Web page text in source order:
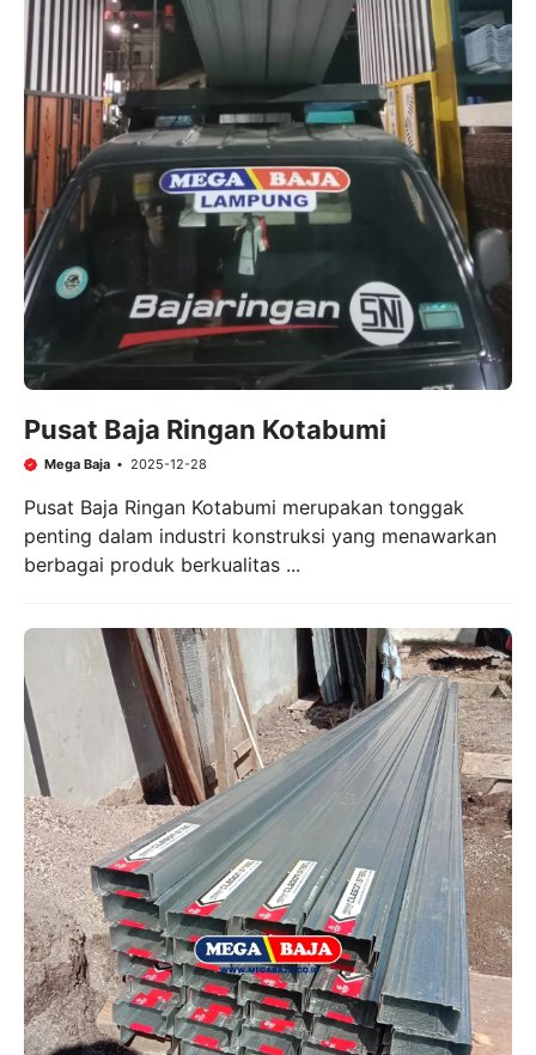
Pusat Baja Ringan Kotabumi
Mega Baja 2025-12-28
Pusat Baja Ringan Kotabumi merupakan tonggak
penting dalam industri konstruksi yang menawarkan
berbagai produk berkualitas ...